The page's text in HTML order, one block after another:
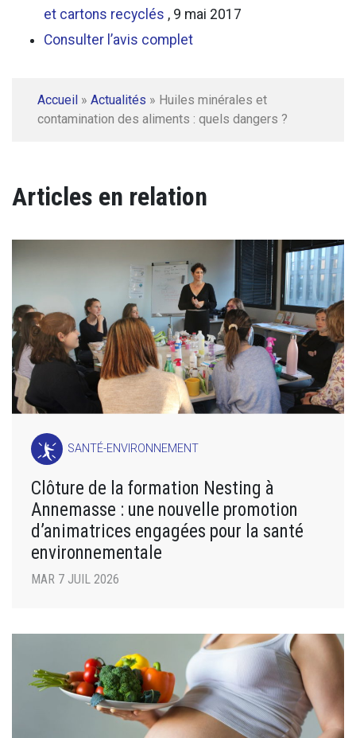
et cartons recyclés , 9 mai 2017
Consulter l’avis complet
Accueil » Actualités » Huiles minérales et
contamination des aliments : quels dangers ?
Articles en relation
SANTÉ-ENVIRONNEMENT
Clôture de la formation Nesting à
Annemasse : une nouvelle promotion
d’animatrices engagées pour la santé
environnementale
MAR 7 JUIL 2026